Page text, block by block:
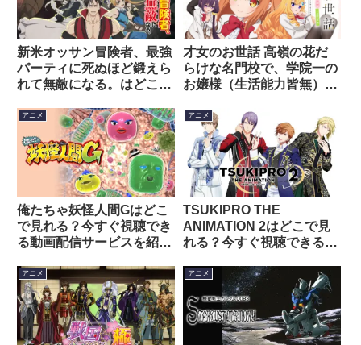
新米オッサン冒険者、最強
パーティに死ぬほど鍛えら
れて無敵になる。はどこで
動画配信サービスを紹介！
才女のお世話 高嶺の花だ
らけな名門校で、学院一の
お嬢様（生活能力皆無）を
なりましたはどこで見れ
る？今すぐ視聴できる動画
配信サービスを紹介！
アニメ
俺たちゃ妖怪人間Gはどこ
で見れる？今すぐ視聴でき
る動画配信サービスを紹
アニメ
TSUKIPRO THE
ANIMATION 2はどこで見
れる？今すぐ視聴できる動
アニメ アニメ